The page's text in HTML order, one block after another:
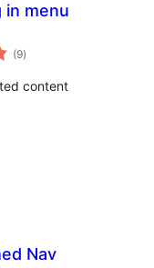
in menu
(9total
aprecieri
)
content
Nav